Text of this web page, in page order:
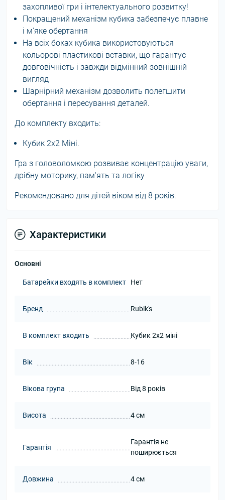
захопливої гри і інтелектуального розвитку!
Покращений механізм кубика забезпечує плавне
і м'яке обертання
На всіх боках кубика використовуються
кольорові пластикові вставки, що гарантує
довговічність і завжди відмінний зовнішній
вигляд
Шарнірний механізм дозволить полегшити
обертання і пересування деталей.
До комплекту входить:
Кубик 2х2 Міні.
Гра з головоломкою розвиває концентрацію уваги,
дрібну моторику, пам'ять та логіку
Рекомендовано для дітей віком від 8 років.
Характеристики
Основні
Батарейки входять в комплект Нет
Бренд Rubik's
В комплект входить Кубик 2х2 міні
Вік 8-16
Вікова група Від 8 років
Висота 4 см
Гарантія
Гарантія не
поширюється
Довжина 4 см